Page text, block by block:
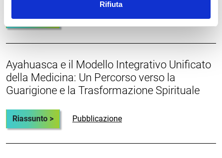
Rifiuta
Riassunto > Pubblicazione
Ayahuasca e il Modello Integrativo Unificato
della Medicina: Un Percorso verso la
Guarigione e la Trasformazione Spirituale
Riassunto > Pubblicazione